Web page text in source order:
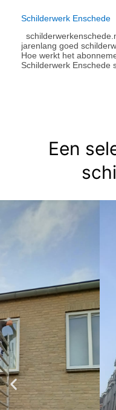
Schilderwerk Enschede
jarenlang goed
Hoe werkt het
Schilderwerk Enschede
Een